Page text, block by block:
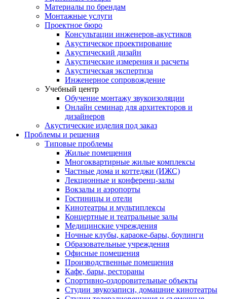
Материалы по брендам
Монтажные услуги
Проектное бюро
Консультации инженеров-акустиков
Акустическое проектирование
Акустический дизайн
Акустические измерения и расчеты
Акустическая экспертиза
Инженерное сопровождение
Учебный центр
Обучение монтажу звукоизоляции
Онлайн семинар для архитекторов и
дизайнеров
Акустические изделия под заказ
Проблемы и решения
Типовые проблемы
Жилые помещения
Многоквартирные жилые комплексы
Частные дома и коттеджи (ИЖС)
Лекционные и конференц-залы
Вокзалы и аэропорты
Гостиницы и отели
Кинотеатры и мультиплексы
Концертные и театральные залы
Медицинские учреждения
Ночные клубы, караоке-бары, боулинги
Образовательные учреждения
Офисные помещения
Производственные помещения
Кафе, бары, рестораны
Спортивно-оздоровительные объекты
Студии звукозаписи, домашние кинотеатры